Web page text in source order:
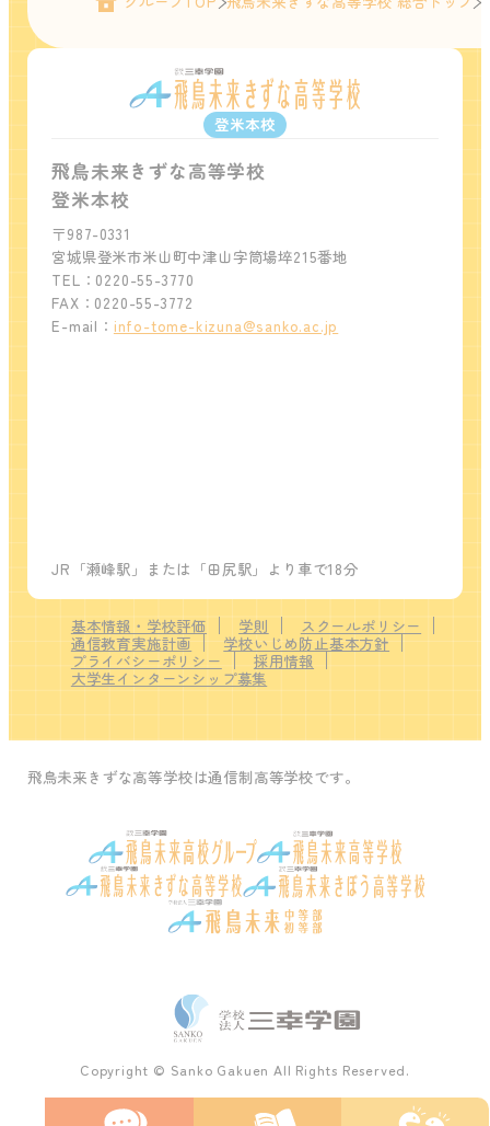
登米本校
飛鳥未来きずな高等学校
登米本校
〒987-0331
宮城県登米市米山町中津山字筒場埣215番地
TEL：0220-55-3770
FAX：0220-55-3772
E-mail： info-tome-kizuna@sanko.ac.jp
JR「瀬峰駅」または「田尻駅」より車で18分
基本情報・学校評価 学則
スクールポリシー
通信教育実施計画
学校いじめ防止基本方針
プライバシーポリシー
採用情報
大学生インターンシップ募集
飛鳥未来きずな高等学校は通信制高等学校です。
Copyright © Sanko Gakuen All Rights Reserved.